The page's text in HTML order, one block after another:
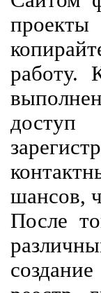
работу.
шансов,
После